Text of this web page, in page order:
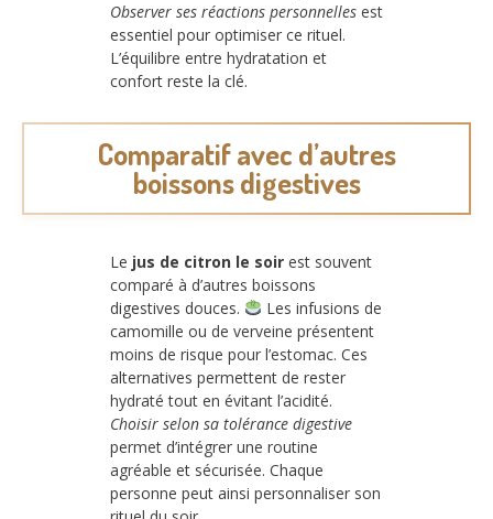
Observer ses réactions personnelles est
essentiel pour optimiser ce rituel.
L’équilibre entre hydratation et
confort reste la clé.
Comparatif avec d’autres
boissons digestives
Le jus de citron le soir est souvent
comparé à d’autres boissons
digestives douces.
Les infusions de
camomille ou de verveine présentent
moins de risque pour l’estomac. Ces
alternatives permettent de rester
hydraté tout en évitant l’acidité.
Choisir selon sa tolérance digestive
permet d’intégrer une routine
agréable et sécurisée. Chaque
personne peut ainsi personnaliser son